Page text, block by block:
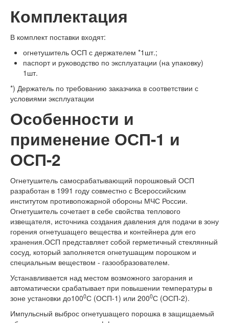
Комплектация
В комплект поставки входят:
огнетушитель ОСП с держателем *1шт.;
паспорт и руководство по эксплуатации (на упаковку)
1шт.
*) Держатель по требованию заказчика в соответствии с
условиями эксплуатации
Особенности и
применение ОСП-1 и
ОСП-2
Огнетушитель самосрабатывающий порошковый ОСП
разработан в 1991 году совместно с Всероссийским
институтом противопожарной обороны МЧС России.
Огнетушитель сочетает в себе свойства теплового
извещателя, источника создания давления для подачи в зону
горения огнетушащего вещества и контейнера для его
хранения.ОСП представляет собой герметичный стеклянный
сосуд, который заполняется огнетушащим порошком и
специальным веществом - газообразователем.
Устанавливается над местом возможного загорания и
автоматически срабатывает при повышении температуры в
зоне установки до1000С (ОСП-1) или 2000С (ОСП-2).
Импульсный выброс огнетушащего порошка в защищаемый